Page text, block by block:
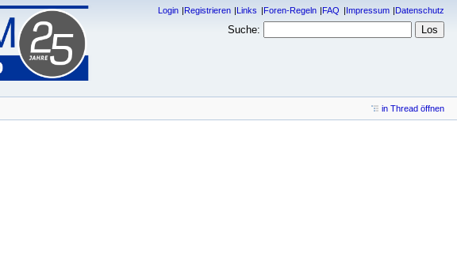
Login Registrieren Links Foren-Regeln FAQ Impressum Datenschutz
Suche:
in Thread öffnen